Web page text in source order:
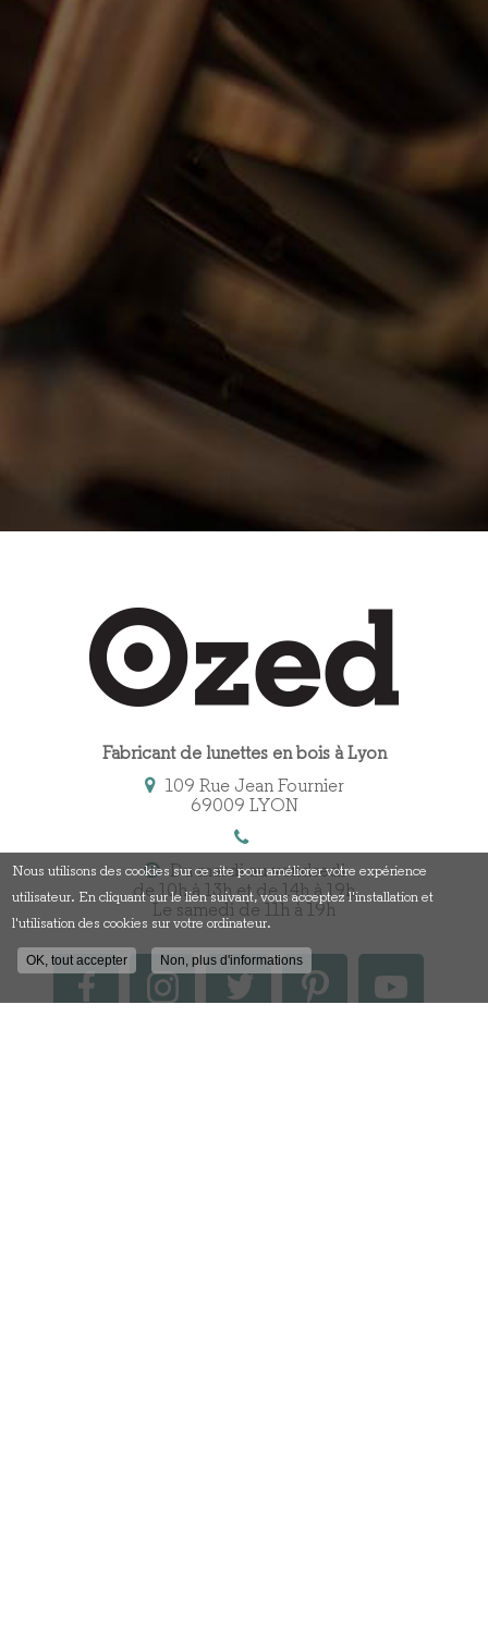
Fabricant de lunettes en bois à Lyon
109 Rue Jean Fournier
69009 LYON
Du mardi au vendredi
de 10h à 13h et de 14h à 19h
Le samedi de 11h à 19h
Nous utilisons des cookies sur ce site pour améliorer votre expérience
utilisateur. En cliquant sur le lien suivant, vous acceptez l'installation et
l'utilisation des cookies sur votre ordinateur.
OK, tout accepter Non, plus d'informations